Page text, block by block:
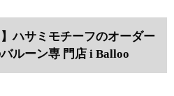
】ハサミモチーフのオーダー
ルーン専 門店 i Balloo